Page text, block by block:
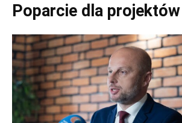
Poparcie dla projektów